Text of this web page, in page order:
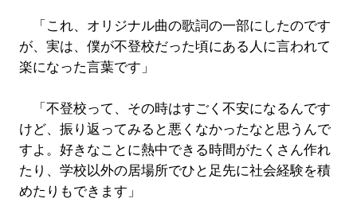
「これ、オリジナル曲の歌詞の一部にしたのです
が、実は、僕が不登校だった頃にある人に言われて
楽になった言葉です」
「不登校って、その時はすごく不安になるんです
けど、振り返ってみると悪くなかったなと思うんで
すよ。好きなことに熱中できる時間がたくさん作れ
たり、学校以外の居場所でひと足先に社会経験を積
めたりもできます」